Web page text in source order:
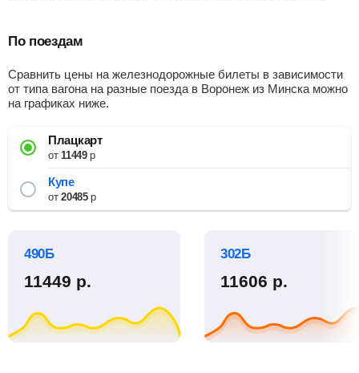
По поездам
Сравнить цены на железнодорожные билеты в зависимости
от типа вагона на разные поезда в Воронеж из Минска можно
на графиках ниже.
Плацкарт
от11449р
Купе
от20485р
490Б
11449 р.
302Б
11606 р.